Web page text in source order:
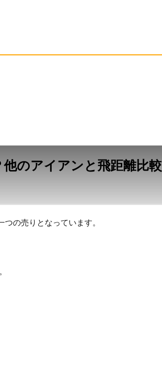
のアイアンと飛距離比較
の売りとなっています。